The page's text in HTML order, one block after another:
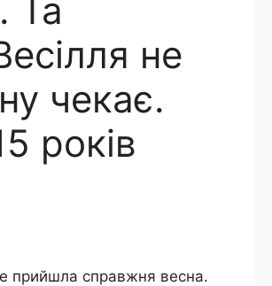
Та
не
чекає.
років
прийшла справжня весна.